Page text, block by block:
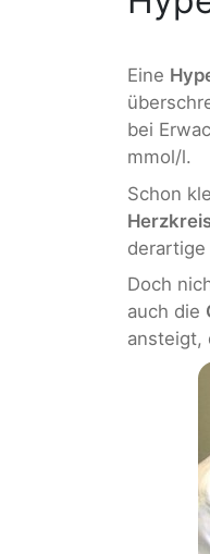
Eine
bei
mmol/l.
Schon
Doch
auch die
ansteigt,